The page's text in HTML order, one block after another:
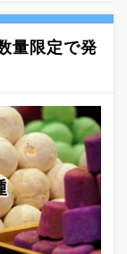
量限定で発